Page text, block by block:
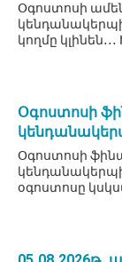
Օգոստոսի
կողմը կլինեն․․․
Օգոստոսի
Օգոստոսի
կենդանակերպի
օգոստոսը